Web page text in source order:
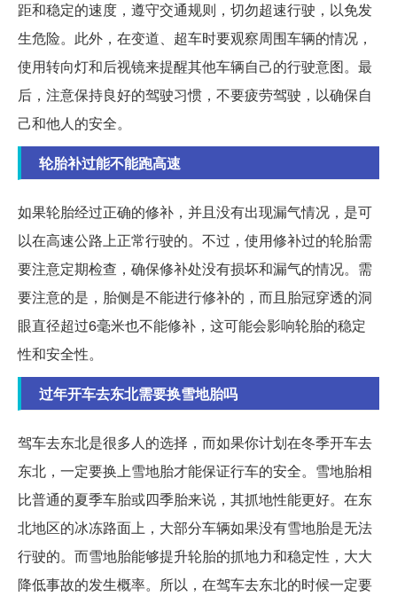
距和稳定的速度，遵守交通规则，切勿超速行驶，以免发
生危险。此外，在变道、超车时要观察周围车辆的情况，
使用转向灯和后视镜来提醒其他车辆自己的行驶意图。最
后，注意保持良好的驾驶习惯，不要疲劳驾驶，以确保自
己和他人的安全。
轮胎补过能不能跑高速
如果轮胎经过正确的修补，并且没有出现漏气情况，是可
以在高速公路上正常行驶的。不过，使用修补过的轮胎需
要注意定期检查，确保修补处没有损坏和漏气的情况。需
要注意的是，胎侧是不能进行修补的，而且胎冠穿透的洞
眼直径超过6毫米也不能修补，这可能会影响轮胎的稳定
性和安全性。
过年开车去东北需要换雪地胎吗
驾车去东北是很多人的选择，而如果你计划在冬季开车去
东北，一定要换上雪地胎才能保证行车的安全。雪地胎相
比普通的夏季车胎或四季胎来说，其抓地性能更好。在东
北地区的冰冻路面上，大部分车辆如果没有雪地胎是无法
行驶的。而雪地胎能够提升轮胎的抓地力和稳定性，大大
降低事故的发生概率。所以，在驾车去东北的时候一定要